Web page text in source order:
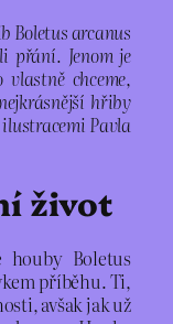
Boletus arcanus
přání. Jenom je
chceme,
hřiby
Pavla
život
houby Boletus
příběhu. Ti,
avšak jak už